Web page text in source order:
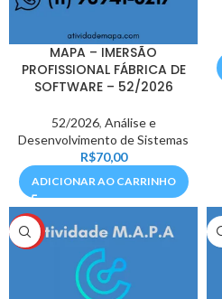
MAPA – IMERSÃO
PROFISSIONAL FÁBRICA DE
SOFTWARE – 52/2026
52/2026, Análise e
Desenvolvimento de Sistemas
R$70,00
ADICIONAR AO CARRINHO
HOT